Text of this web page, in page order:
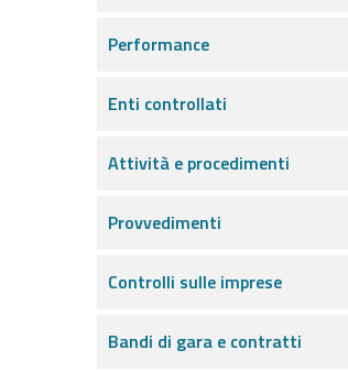
Performance
Enti controllati
Attività e procedimenti
Provvedimenti
Controlli sulle imprese
Bandi di gara e contratti